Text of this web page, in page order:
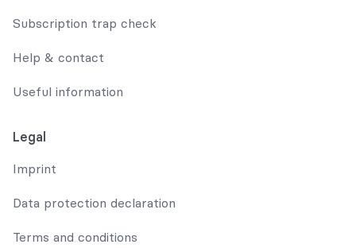
Subscription trap check
Help & contact
Useful information
Legal
Imprint
Data protection declaration
Terms and conditions